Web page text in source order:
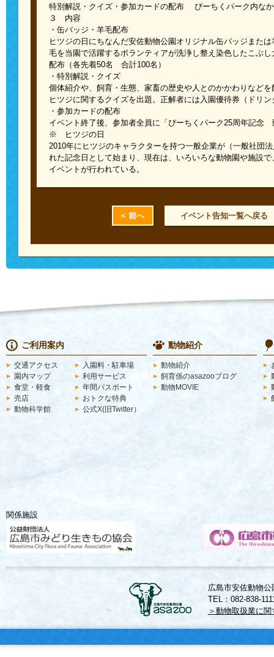
特別解説・クイズ・参加カードの配布 ぴーちくパーク内な
３ 内容
・缶バッジ・羊毛配布
ヒツジの日にちなんだ安佐動物公園オリジナル缶バッジまた
毛を当園で活躍するボランティアが洗浄し整え染色したこぶ
配布（各先着50名 合計100名）
・特別解説・クイズ
個体紹介や、飼育・生態、家畜の歴史や人とのかかわりなど
ヒツジに関するクイズを出題。正解者には入園優待券（ドリ
・参加カードの配布
イベント終了後、参加者全員に「ぴーちくパーク25周年記念
※ ヒツジの日
2010年にヒツジのキャラクターを持つ一般企業が（一般社団
れた記念日として始まり、現在は、いろいろな動物園や施設
イベントが行われている。
< 前へ イベント告知一覧へ戻る
ご利用案内
交通アクセス
入園料・駐車場
園内マップ
利用サービス
食堂・軽食
年間パスポート
売店
おトクな特典
動物科学館
公式X(旧Twitter）
動物紹介
動物紹介
飼育係のasazooブログ
動物MOVIE
関係施設
広島市安佐動物
TEL：082-838-
＞動物取扱業に